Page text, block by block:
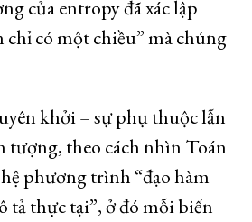
của entropy đã xác lập
có một chiều” mà chúng
khởi – sự phụ thuộc lẫn
tượng, theo cách nhìn Toán
phương trình “đạo hàm
tả thực tại”, ở đó mỗi biến